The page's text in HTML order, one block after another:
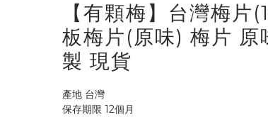
【有顆梅】台灣梅片
板梅片(原味) 梅片 原
製 現貨
產地 台灣
保存期限 12個月